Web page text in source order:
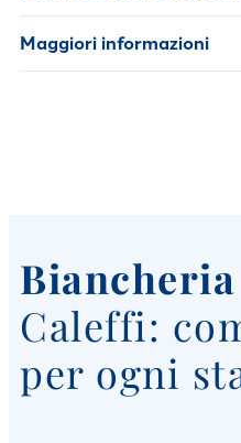
Maggiori informazioni
Caleffi:
per ogni